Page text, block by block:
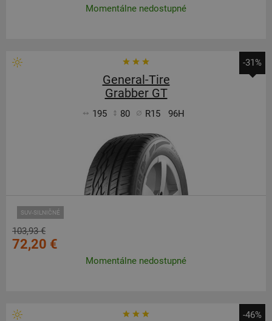
Momentálne nedostupné
-31%
General-Tire
Grabber GT
195 80 R15 96H
SUV-SILNIČNÉ
103,93 €
72,20 €
Momentálne nedostupné
-46%